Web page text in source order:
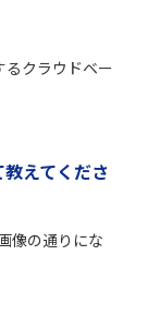
クラウドベー
えてくださ
像の通りにな